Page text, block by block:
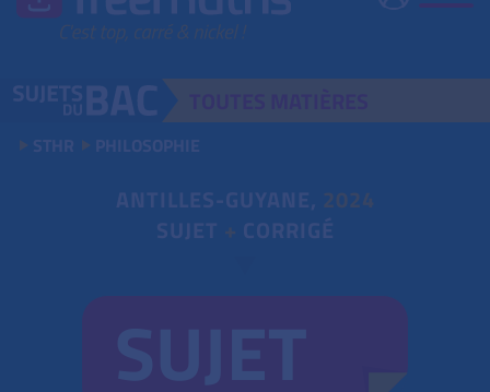
STHR PHILOSOPHIE
ANTILLES-GUYANE, 2024
SUJET + CORRIGÉ